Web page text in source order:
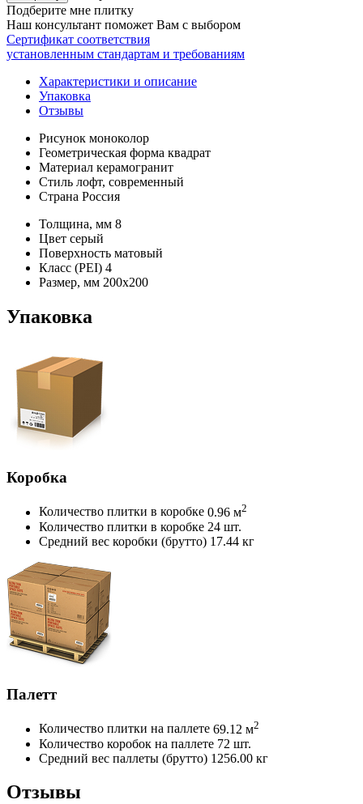
Подберите мне плитку
Наш консультант поможет Вам с выбором
Сертификат соответствия
установленным стандартам и требованиям
Характеристики и описание
Упаковка
Отзывы
Рисунок моноколор
Геометрическая форма квадрат
Материал керамогранит
Стиль лофт, современный
Страна Россия
Толщина, мм 8
Цвет серый
Поверхность матовый
Класс (PEI) 4
Размер, мм 200х200
Упаковка
Коробка
Количество плитки в коробке 0.96 м2
Количество плитки в коробке 24 шт.
Средний вес коробки (брутто) 17.44 кг
Палетт
Количество плитки на паллете 69.12 м2
Количество коробок на паллете 72 шт.
Средний вес паллеты (брутто) 1256.00 кг
Отзывы